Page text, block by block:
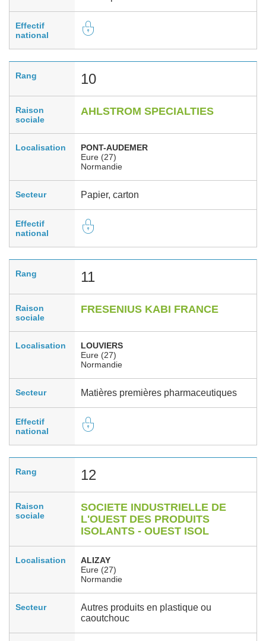
Effectif
national
Rang 10
Raison
sociale
AHLSTROM SPECIALTIES
Localisation
PONT-AUDEMER
Eure (27)
Normandie
Secteur Papier, carton
Effectif
national
Rang 11
Raison
sociale
FRESENIUS KABI FRANCE
Localisation
LOUVIERS
Eure (27)
Normandie
Secteur Matières premières pharmaceutiques
Effectif
national
Rang 12
Raison
sociale
SOCIETE INDUSTRIELLE DE
L'OUEST DES PRODUITS
ISOLANTS - OUEST ISOL
Localisation
ALIZAY
Eure (27)
Normandie
Secteur
Autres produits en plastique ou
caoutchouc